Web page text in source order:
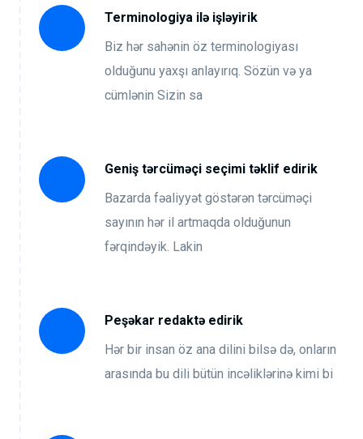
Terminologiya ilə işləyirik
Biz hər sahənin öz terminologiyası
olduğunu yaxşı anlayırıq. Sözün və ya
cümlənin Sizin sa
Geniş tərcüməçi seçimi təklif edirik
Bazarda fəaliyyət göstərən tərcüməçi
sayının hər il artmaqda olduğunun
fərqindəyik. Lakin
Peşəkar redaktə edirik
Hər bir insan öz ana dilini bilsə də, onların
arasında bu dili bütün incəliklərinə kimi bi